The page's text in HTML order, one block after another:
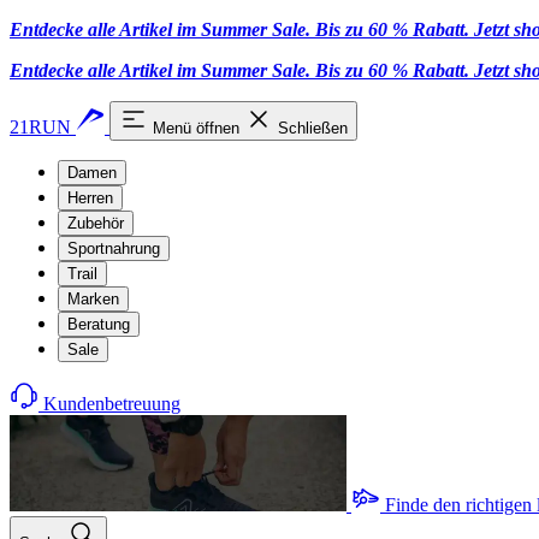
Entdecke alle Artikel im Summer Sale. Bis zu 60 % Rabatt. Jetzt
Entdecke alle Artikel im Summer Sale. Bis zu 60 % Rabatt. Jetzt
21RUN Menü öffnen Schließen
Damen
Herren
Zubehör
Sportnahrung
Trail
Marken
Beratung
Sale
Kundenbetreuung
Finde den richtigen